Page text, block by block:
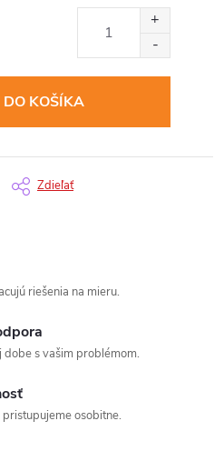
KOŠÍKA
Zdieľať
riešenia na mieru.
s vašim problémom.
osobitne.